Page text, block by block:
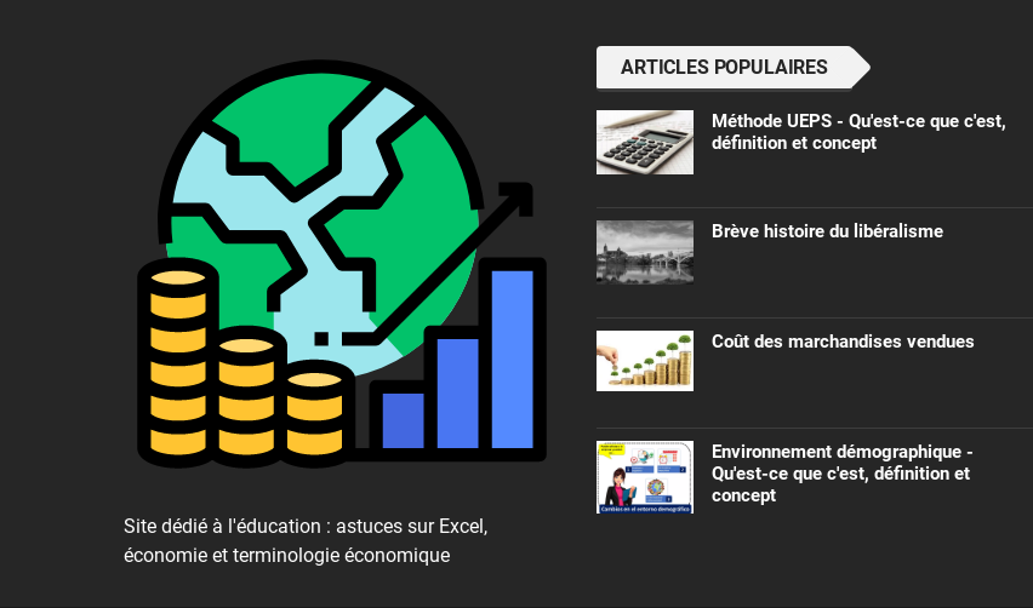
Site dédié à l'éducation : astuces sur Excel,
économie et terminologie économique
ARTICLES POPULAIRES
Méthode UEPS - Qu'est-ce que c'est,
définition et concept
Brève histoire du libéralisme
Coût des marchandises vendues
Environnement démographique -
Qu'est-ce que c'est, définition et
concept